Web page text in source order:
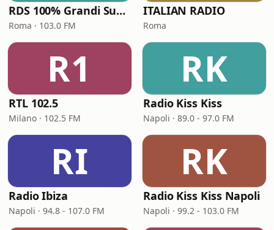
RDS 100% Grandi Successi
Roma · 103.0 FM
ITALIAN RADIO
Roma
R1
RTL 102.5
Milano · 102.5 FM
RK
Radio Kiss Kiss
Napoli · 89.0 - 97.0 FM
RI
Radio Ibiza
Napoli · 94.8 - 107.0 FM
RK
Radio Kiss Kiss Napoli
Napoli · 99.2 - 103.0 FM